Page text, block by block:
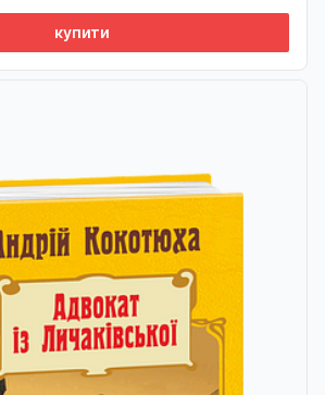
купити